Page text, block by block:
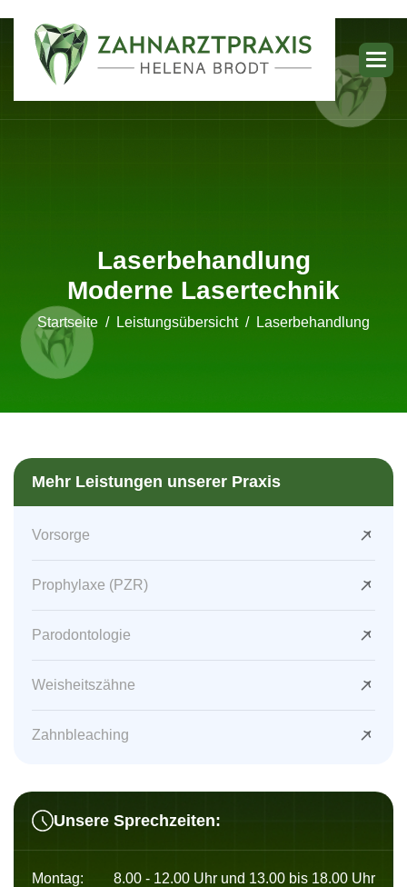
Laserbehandlung
Moderne Lasertechnik
Startseite Leistungsübersicht Laserbehandlung
Mehr Leistungen unserer Praxis
Vorsorge
Prophylaxe (PZR)
Parodontologie
Weisheitszähne
Zahnbleaching
Unsere Sprechzeiten:
Montag: 8.00 - 12.00 Uhr und 13.00 bis 18.00 Uhr